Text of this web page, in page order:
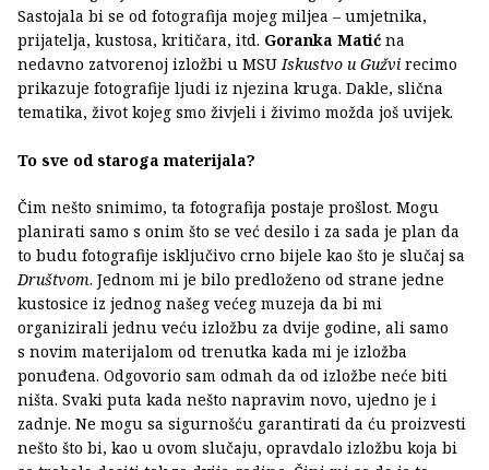
Sastojala bi se od fotografija mojeg miljea – umjetnika,
prijatelja, kustosa, kritičara, itd. Goranka Matić na
nedavno zatvorenoj izložbi u MSUIskustvo u Gužvi recimo
prikazuje fotografije ljudi iz njezina kruga. Dakle, slična
tematika, život kojeg smo živjeli i živimo možda još uvijek.
To sve od staroga materijala?
Čim nešto snimimo, ta fotografija postaje prošlost. Mogu
planirati samo s onim što se već desilo i za sada je plan da
to budu fotografije isključivo crno bijele kao što je slučaj sa
Društvom. Jednom mi je bilo predloženo od strane jedne
kustosice iz jednog našeg većeg muzeja da bi mi
organizirali jednu veću izložbu za dvije godine, ali samo
s novim materijalom od trenutka kada mi je izložba
ponuđena. Odgovorio sam odmah da od izložbe neće biti
ništa. Svaki puta kada nešto napravim novo, ujedno je i
zadnje. Ne mogu sa sigurnošću garantirati da ću proizvesti
nešto što bi, kao u ovom slučaju, opravdalo izložbu koja bi